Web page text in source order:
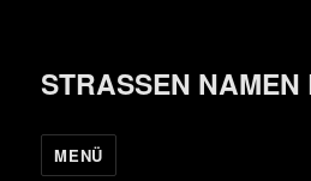
STRASSEN NAMEN
MENÜ